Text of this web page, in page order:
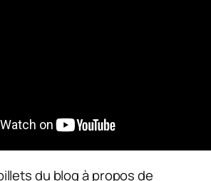
du blog à propos de